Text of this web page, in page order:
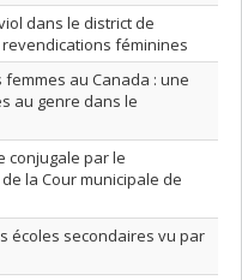
dans le district de
féminines
au Canada : une
au genre dans le
conjugale par le
la Cour municipale de
écoles secondaires vu par